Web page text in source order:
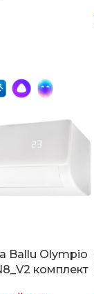
Ballu Olympio
комплект